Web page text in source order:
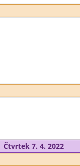
Čtvrtek 7. 4. 2022